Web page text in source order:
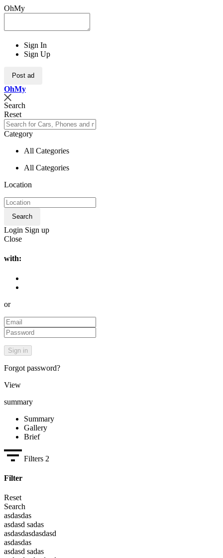
OhMy
Sign In
Sign Up
Post ad
OhMy
Search
Reset
Category
All Categories
All Categories
Location
Search
Login Sign up
Close
with:
or
Forgot password?
View
summary
Summary
Gallery
Brief
Filters 2
Filter
Reset
Search
asdasdas
asdasd sadas
asdasdasdasdasd
asdasdas
asdasd sadas